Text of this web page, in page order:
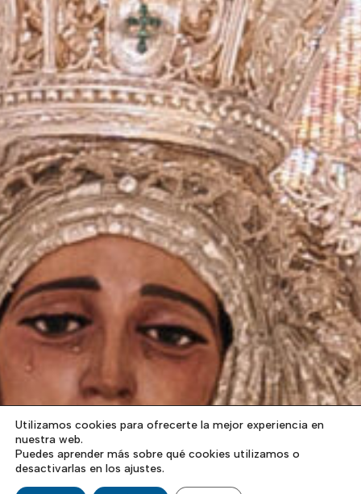
Utilizamos cookies para ofrecerte la mejor experiencia en
nuestra web.
Puedes aprender más sobre qué cookies utilizamos o
desactivarlas en los ajustes.